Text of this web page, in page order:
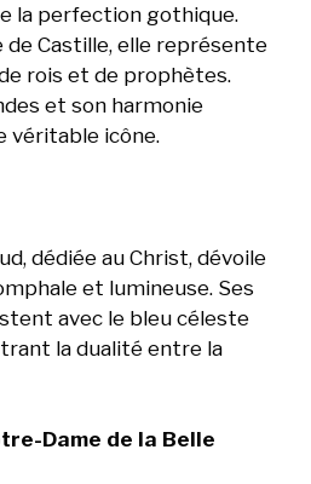
la perfection gothique.
Castille, elle représente
rois et de prophètes.
et son harmonie
véritable icône.
dédiée au Christ, dévoile
et lumineuse. Ses
avec le bleu céleste
la dualité entre la
Dame de la Belle